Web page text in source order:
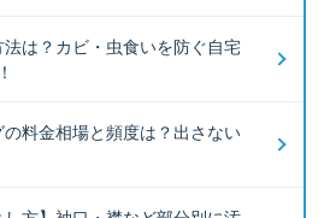
は？カビ・虫食いを防ぐ自宅
料金相場と頻度は？出さない